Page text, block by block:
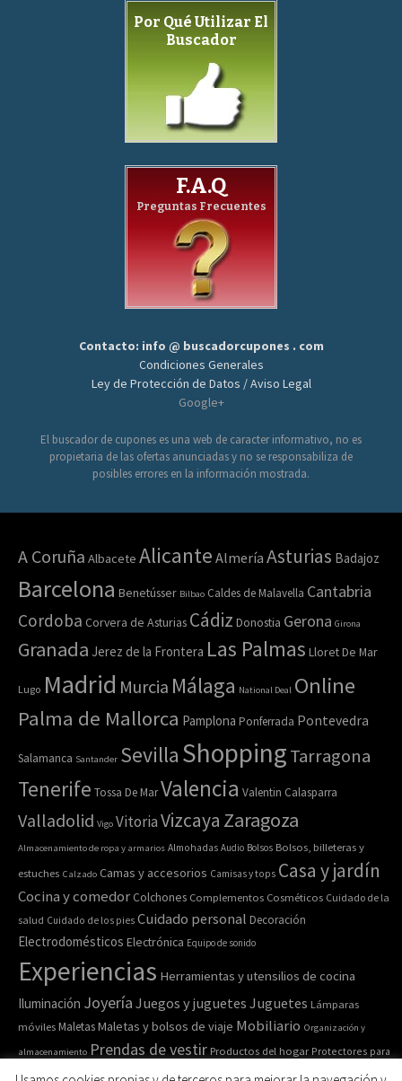
Por Qué Utilizar El
Buscador
F.A.Q
Preguntas Frecuentes
Contacto: info @ buscadorcupones . com
Condiciones Generales
Ley de Protección de Datos / Aviso Legal
Google+
El buscador de cupones es una web de caracter informativo, no es
propietaria de las ofertas anunciadas y no se responsabiliza de
posibles errores en la información mostrada.
A Coruña Albacete Alicante Almería Asturias Badajoz
Barcelona Benetússer Bilbao Caldes de Malavella Cantabria
Cordoba Corvera de Asturias Cádiz Donostia Gerona Girona
Granada Jerez de la Frontera Las Palmas Lloret De Mar
Lugo Madrid Murcia Málaga National Deal Online
Palma de Mallorca Pamplona Ponferrada Pontevedra
Salamanca Santander Sevilla ShoppingTarragona
Tenerife Tossa De MarValencia Valentin Calasparra
Valladolid Vigo VitoriaVizcaya Zaragoza
Almacenamiento de ropa y armarios Almohadas Audio Bolsos Bolsos, billeteras y
estuches Calzado Camas y accesorios Camisas y tops Casa y jardín
Cocina y comedor Colchones Complementos Cosméticos Cuidado de la
salud Cuidado de los pies Cuidado personal Decoración
Electrodomésticos Electrónica Equipo de sonido
Experiencias Herramientas y utensilios de cocina
Iluminación Joyería Juegos y juguetes Juguetes Lámparas
móviles MaletasMaletas y bolsos de viaje Mobiliario Organización y
almacenamiento Prendas de vestir Productos del hogar Protectores para
colchones
Pulseras Recipiente para comida Relojes de pulsera y de